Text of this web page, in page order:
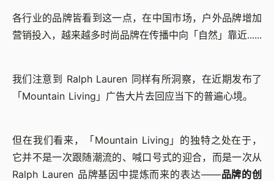
各行业的品牌皆看到这一点，在中国市场，户外品牌增加
营销投入，越来越多时尚品牌在传播中向「自然」靠近......
我们注意到 Ralph Lauren 同样有所洞察，在近期发布了
「Mountain Living」广告大片去回应当下的普遍心境。
但在我们看来，「Mountain Living」的独特之处在于，
它并不是一次跟随潮流的、喊口号式的迎合，而是一次从
Ralph Lauren 品牌基因中提炼而来的表达——品牌的创